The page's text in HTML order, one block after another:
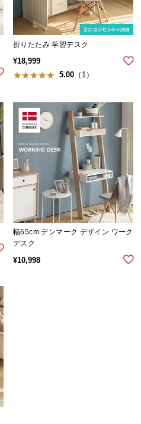
折りたたみ 学習デスク
¥18,999
5.00 （1）
幅65cm デンマーク デザイン ワーク
デスク
¥10,998